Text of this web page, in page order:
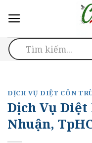
content
DỊCH VỤ DIỆT CÔN
Dịch Vụ
Nhuận,